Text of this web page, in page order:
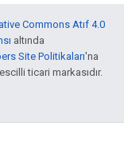
Commons Atıf 4.0
altında
Site Politikaları'na
ticari markasıdır.